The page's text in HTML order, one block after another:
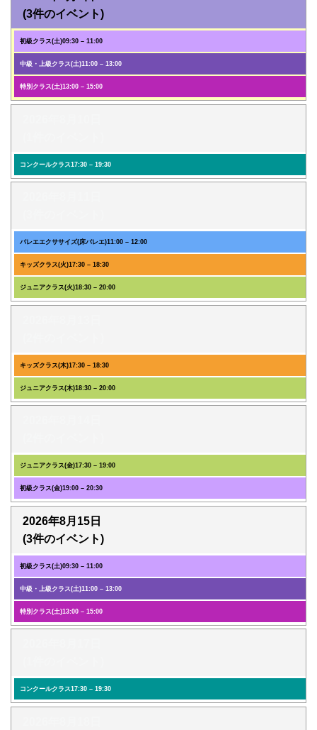
(3件のイベント)
初級クラス(土)09:30 – 11:00
中級・上級クラス(土)11:00 – 13:00
特別クラス(土)13:00 – 15:00
コンクールクラス17:30 – 19:30
バレエエクササイズ(床バレエ)11:00 – 12:00
キッズクラス(火)17:30 – 18:30
ジュニアクラス(火)18:30 – 20:00
キッズクラス(木)17:30 – 18:30
ジュニアクラス(木)18:30 – 20:00
ジュニアクラス(金)17:30 – 19:00
初級クラス(金)19:00 – 20:30
2026年8月15日
(3件のイベント)
初級クラス(土)09:30 – 11:00
中級・上級クラス(土)11:00 – 13:00
特別クラス(土)13:00 – 15:00
コンクールクラス17:30 – 19:30